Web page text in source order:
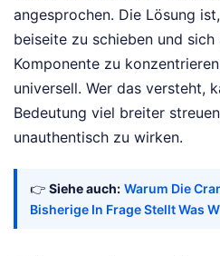
angesprochen. Die Lösung
beiseite zu schieben und
Komponente zu
universell. Wer das versteht,
Bedeutung viel breiter
unauthentisch zu wirken.
👉 Siehe auch: Warum Die
Bisherige In Frage Stellt Was